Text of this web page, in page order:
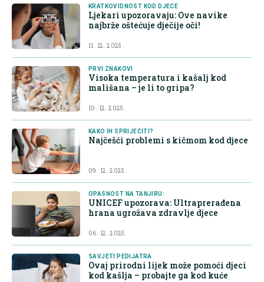
KRATKOVIDNOST KOD DJECE
Ljekari upozoravaju: Ove navike
najbrže oštećuje dječije oči!
11. 12. 2025.
PRVI ZNAKOVI
Visoka temperatura i kašalj kod
mališana – je li to gripa?
10. 12. 2025.
KAKO IH SPRIJEČITI?
Najčešći problemi s kičmom kod djece
09. 12. 2025.
OPASNOST NA TANJIRU:
UNICEF upozorava: Ultraprerađena
hrana ugrožava zdravlje djece
06. 12. 2025.
SAVJETI PEDIJATRA
Ovaj prirodni lijek može pomoći djeci
kod kašlja – probajte ga kod kuće